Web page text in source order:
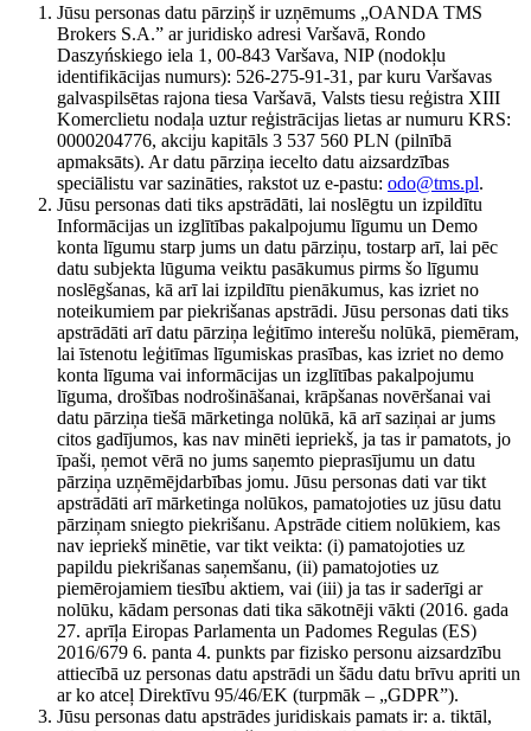
Jūsu personas datu pārziņš ir uzņēmums „OANDA TMS
Brokers S.A.” ar juridisko adresi Varšavā, Rondo
Daszyńskiego iela 1, 00-843 Varšava, NIP (nodokļu
identifikācijas numurs): 526-275-91-31, par kuru Varšavas
galvaspilsētas rajona tiesa Varšavā, Valsts tiesu reģistra XIII
Komerclietu nodaļa uztur reģistrācijas lietas ar numuru KRS:
0000204776, akciju kapitāls 3 537 560 PLN (pilnībā
apmaksāts). Ar datu pārziņa iecelto datu aizsardzības
speciālistu var sazināties, rakstot uz e-pastu: odo@tms.pl.
Jūsu personas dati tiks apstrādāti, lai noslēgtu un izpildītu
Informācijas un izglītības pakalpojumu līgumu un Demo
konta līgumu starp jums un datu pārziņu, tostarp arī, lai pēc
datu subjekta lūguma veiktu pasākumus pirms šo līgumu
noslēgšanas, kā arī lai izpildītu pienākumus, kas izriet no
noteikumiem par piekrišanas apstrādi. Jūsu personas dati tiks
apstrādāti arī datu pārziņa leģitīmo interešu nolūkā, piemēram,
lai īstenotu leģitīmas līgumiskas prasības, kas izriet no demo
konta līguma vai informācijas un izglītības pakalpojumu
līguma, drošības nodrošināšanai, krāpšanas novēršanai vai
datu pārziņa tiešā mārketinga nolūkā, kā arī saziņai ar jums
citos gadījumos, kas nav minēti iepriekš, ja tas ir pamatots, jo
īpaši, ņemot vērā no jums saņemto pieprasījumu un datu
pārziņa uzņēmējdarbības jomu. Jūsu personas dati var tikt
apstrādāti arī mārketinga nolūkos, pamatojoties uz jūsu datu
pārziņam sniegto piekrišanu. Apstrāde citiem nolūkiem, kas
nav iepriekš minētie, var tikt veikta: (i) pamatojoties uz
papildu piekrišanas saņemšanu, (ii) pamatojoties uz
piemērojamiem tiesību aktiem, vai (iii) ja tas ir saderīgi ar
nolūku, kādam personas dati tika sākotnēji vākti (2016. gada
27. aprīļa Eiropas Parlamenta un Padomes Regulas (ES)
2016/679 6. panta 4. punkts par fizisko personu aizsardzību
attiecībā uz personas datu apstrādi un šādu datu brīvu apriti un
ar ko atceļ Direktīvu 95/46/EK (turpmāk – „GDPR”).
Jūsu personas datu apstrādes juridiskais pamats ir: a. tiktāl,